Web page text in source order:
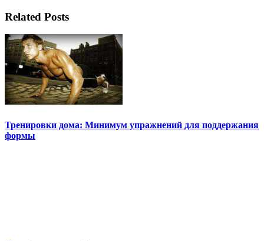
Related Posts
Тренировки дома: Минимум упражнений для поддержания
формы